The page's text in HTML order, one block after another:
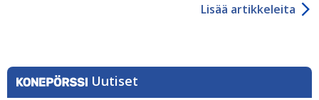
Lisää artikkeleita
Uutiset